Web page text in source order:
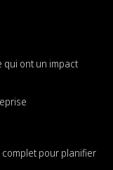
qui ont un impact
pour planifier